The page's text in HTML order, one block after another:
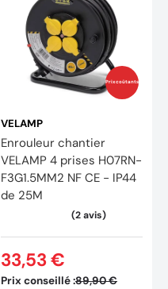
Prix coûtants
VELAMP
Enrouleur chantier
VELAMP 4 prises H07RN-
F3G1.5MM2 NF CE - IP44
de 25M
Prix conseillé :89,90 €
33,53 €